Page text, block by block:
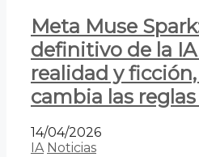
Meta Muse
definitivo de la
realidad y
cambia las
14/04/2026
IA Noticias